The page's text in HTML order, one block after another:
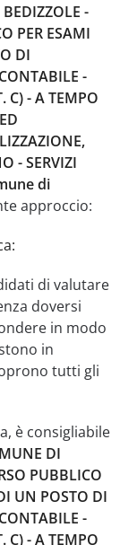
-
PER ESAMI
DI
-
C) - A TEMPO
- SERVIZI
di
approccio:
di valutare
doversi
in modo
in
tutti gli
è consigliabile
DI
PUBBLICO
UN POSTO DI
-
C) - A TEMPO